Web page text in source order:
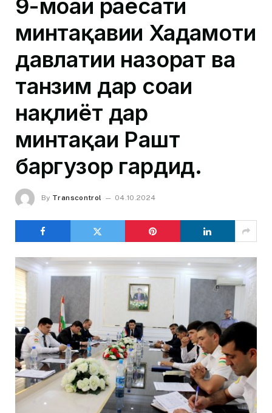
9-моҳаи раёсати
минтақавии Хадамоти
давлатии назорат ва
танзим дар соҳаи
нақлиёт дар
минтақаи Рашт
баргузор гардид.
By Transcontrol 04.10.2024